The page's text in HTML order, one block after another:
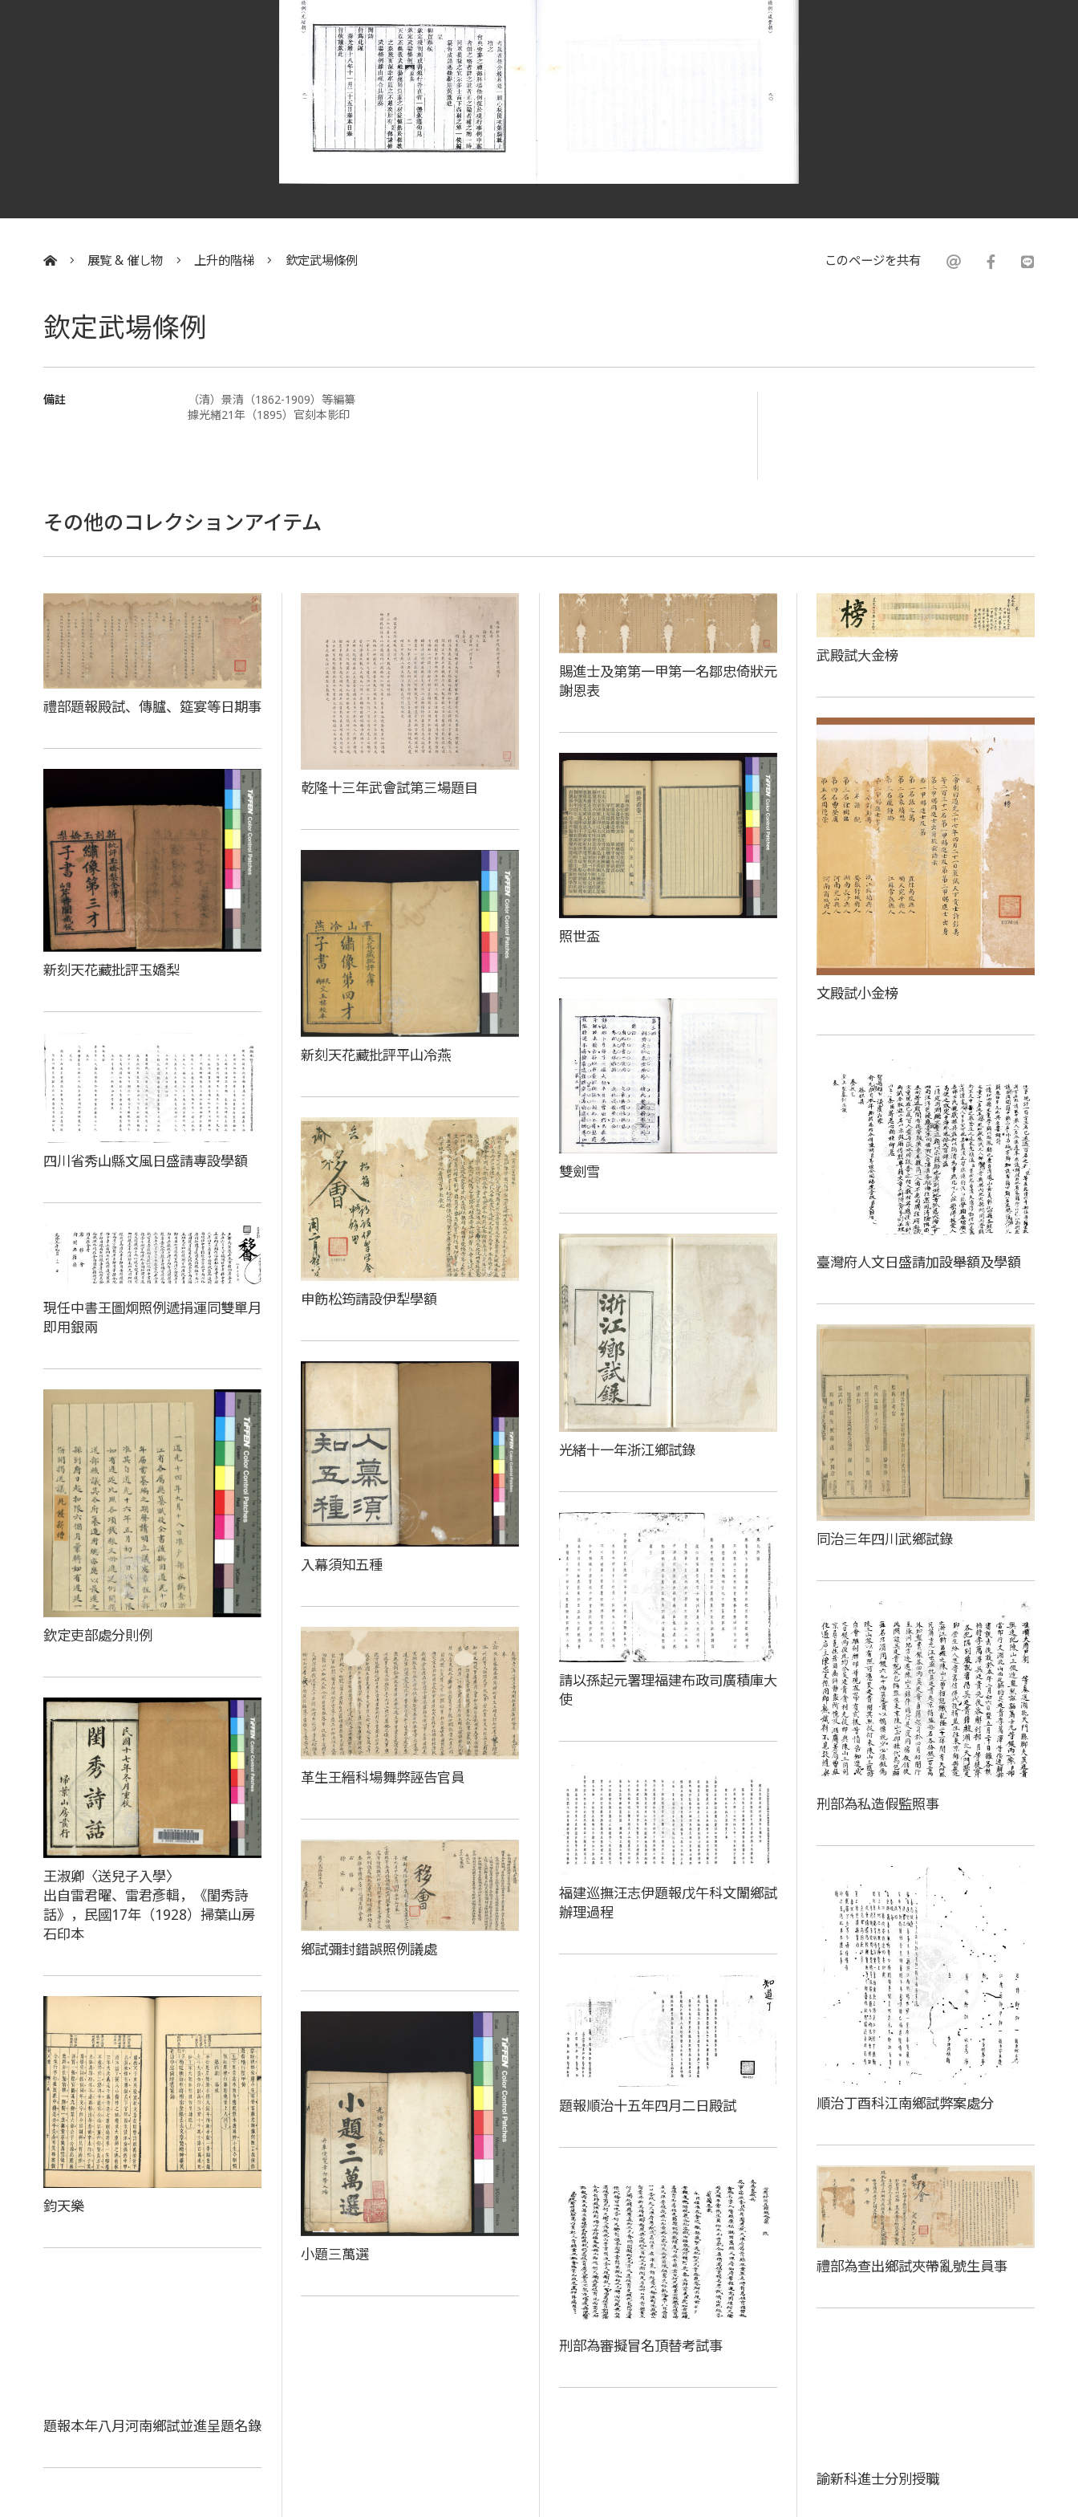
展覧 & 催し物 上升的階梯 欽定武場條例 このページを共有
欽定武場條例
備註
（清）景清（1862-1909）等編纂
據光緖21年（1895）官刻本影印
その他のコレクションアイテム
禮部題報殿試、傳臚、筵宴等日期事
乾隆十三年武會試第三場題目
賜進士及第第一甲第一名鄒忠倚狀元
謝恩表
武殿試大金榜
文殿試小金榜
照世盃
新刻天花藏批評玉嬌梨
新刻天花藏批評平山冷燕
雙劍雪
四川省秀山縣文風日盛請專設學額
臺灣府人文日盛請加設舉額及學額
申飭松筠請設伊犁學額
現任中書王圖炯照例遞捐運同雙單月
即用銀兩
光緒十一年浙江鄉試錄
同治三年四川武鄉試錄
入幕須知五種
欽定吏部處分則例
請以孫起元署理福建布政司廣積庫大
使
刑部為私造假監照事
革生王縉科場舞弊誣告官員
王淑卿〈送兒子入學〉
出自雷君曜、雷君彥輯，《閨秀詩
話》，民國17年（1928）掃葉山房
石印本
福建巡撫汪志伊題報戊午科文闈鄉試
辦理過程
鄉試彌封錯誤照例議處
順治丁酉科江南鄉試弊案處分
題報順治十五年四月二日殿試
鈞天樂
小題三萬選
禮部為查出鄉試夾帶亂號生員事
刑部為審擬冒名頂替考試事
題報本年八月河南鄉試並進呈題名錄
諭新科進士分別授職